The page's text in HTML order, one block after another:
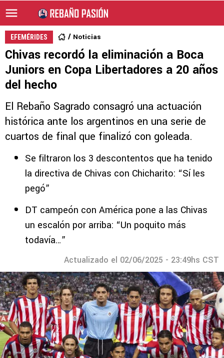
EFEMÉRIDES Noticias
Chivas recordó la eliminación a Boca
Juniors en Copa Libertadores a 20 años
del hecho
El Rebaño Sagrado consagró una actuación
histórica ante los argentinos en una serie de
cuartos de final que finalizó con goleada.
Se filtraron los 3 descontentos que ha tenido
la directiva de Chivas con Chicharito: “Sí les
pegó”
DT campeón con América pone a las Chivas
un escalón por arriba: “Un poquito más
todavía…”
Actualizado el 02/06/2025 - 23:49hs CST